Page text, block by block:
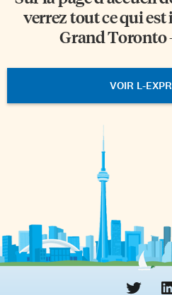
verrez tout ce qui
Grand Toronto
VOIR L-